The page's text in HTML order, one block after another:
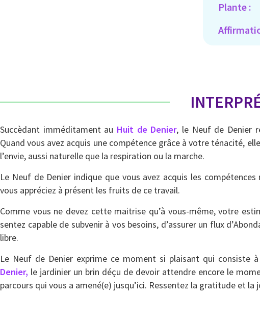
Plante :
Succèdant imméditament au Huit de Denier, le Neuf de Denier
Quand vous avez acquis une compétence grâce à votre ténacité,
l’envie, aussi naturelle que la respiration ou la marche.
Le Neuf de Denier indique que vous avez acquis les
vous appréciez à présent les fruits de ce travail.
Comme vous ne devez cette maitrise qu’à vous-même, votre
sentez capable de subvenir à vos besoins, d’assurer un flux
libre.
Le Neuf de Denier exprime ce moment si plaisant qui consiste
Denier, le jardinier un brin déçu de devoir attendre encore le
parcours qui vous a amené(e) jusqu’ici. Ressentez la gratitude et